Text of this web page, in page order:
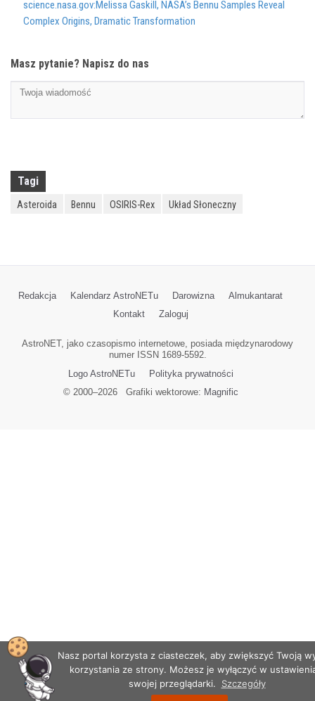
science.nasa.gov:Melissa Gaskill, NASA’s Bennu Samples Reveal
Complex Origins, Dramatic Transformation
Masz pytanie? Napisz do nas
Tagi
Asteroida Bennu OSIRIS-Rex Układ Słoneczny
Redakcja Kalendarz AstroNETu Darowizna
Almukantarat
Kontakt
Zaloguj
AstroNET, jako czasopismo internetowe, posiada międzynarodowy
numer ISSN 1689-5592.
Logo AstroNETu
Polityka prywatności
© 2000–2026Grafiki wektorowe: Magnific
Nasz portal korzysta z ciasteczek, aby zwiększyć Twoją
korzystania ze strony. Możesz je wyłączyć w
swojej przeglądarki.
Szczegóły